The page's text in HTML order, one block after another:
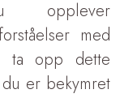
opplever
med
ta opp dette
er bekymret